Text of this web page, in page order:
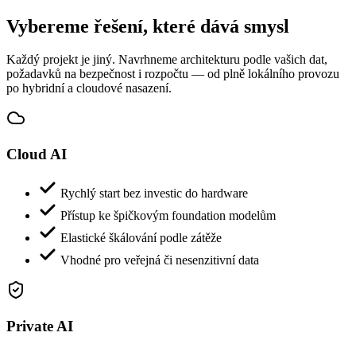
Vybereme řešení, které dává smysl
Každý projekt je jiný. Navrhneme architekturu podle vašich dat,
požadavků na bezpečnost i rozpočtu — od plně lokálního provozu
po hybridní a cloudové nasazení.
Cloud AI
Rychlý start bez investic do hardware
Přístup ke špičkovým foundation modelům
Elastické škálování podle zátěže
Vhodné pro veřejná či nesenzitivní data
Private AI